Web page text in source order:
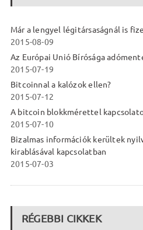
Már a lengyel légitársaságnál is
2015-08-09
Az Európai Unió Bírósága
2015-07-19
Bitcoinnal a kalózok ellen?
2015-07-12
A bitcoin blokkmérettel
2015-07-10
Bizalmas információk kerültek
kirablásával kapcsolatban
2015-07-03
RÉGEBBI CIKKEK